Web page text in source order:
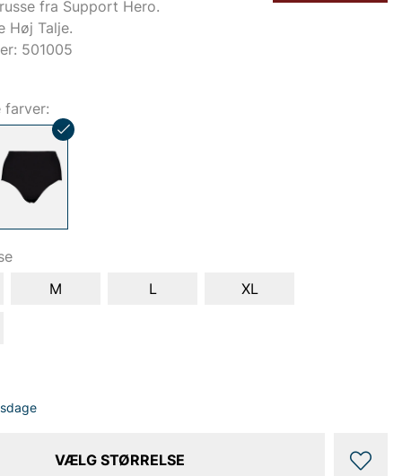
fra Support Hero.
Høj Talje.
501005
farver:
M L XL
VÆLG STØRRELSE